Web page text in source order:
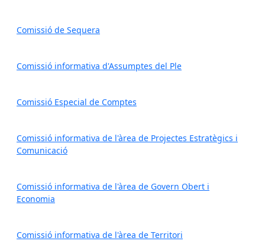
Comissió de Sequera
Comissió informativa d'Assumptes del Ple
Comissió Especial de Comptes
Comissió informativa de l'àrea de Projectes Estratègics i
Comunicació
Comissió informativa de l'àrea de Govern Obert i
Economia
Comissió informativa de l'àrea de Territori